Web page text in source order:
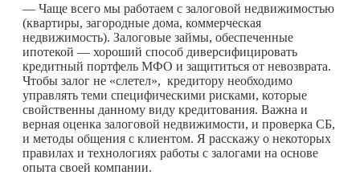
— Чаще всего мы работаем с залоговой недвижимостью
(квартиры, загородные дома, коммерческая
недвижимость). Залоговые займы, обеспеченные
ипотекой — хороший способ диверсифицировать
кредитный портфель МФО и защититься от невозврата.
Чтобы залог не «слетел», кредитору необходимо
управлять теми специфическими рисками, которые
свойственны данному виду кредитования. Важна и
верная оценка залоговой недвижимости, и проверка СБ,
и методы общения с клиентом. Я расскажу о некоторых
правилах и технологиях работы с залогами на основе
опыта своей компании.